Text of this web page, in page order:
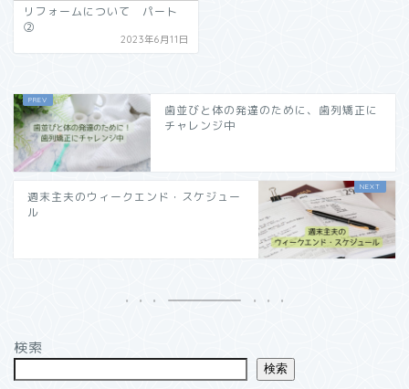
リフォームについて パート
②
2023年6月11日
歯並びと体の発達のために、歯列矯正に
チャレンジ中
週末主夫のウィークエンド・スケジュー
ル
検索
検索